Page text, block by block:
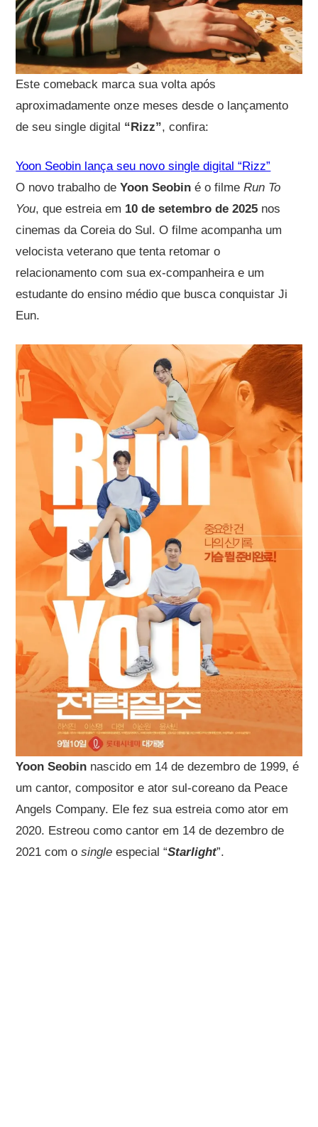
Este comeback marca sua volta após
aproximadamente onze meses desde o lançamento
de seu single digital “Rizz”, confira:
Yoon Seobin lança seu novo single digital “Rizz”
O novo trabalho de Yoon Seobin é o filmeRun To
You, que estreia em 10 de setembro de 2025 nos
cinemas da Coreia do Sul. O filme acompanha um
velocista veterano que tenta retomar o
relacionamento com sua ex-companheira e um
estudante do ensino médio que busca conquistar Ji
Eun.
Yoon Seobin nascido em 14 de dezembro de 1999, é
um cantor, compositor e ator sul-coreano da Peace
Angels Company. Ele fez sua estreia como ator em
2020. Estreou como cantor em 14 de dezembro de
2021 com osingle especial “Starlight”.